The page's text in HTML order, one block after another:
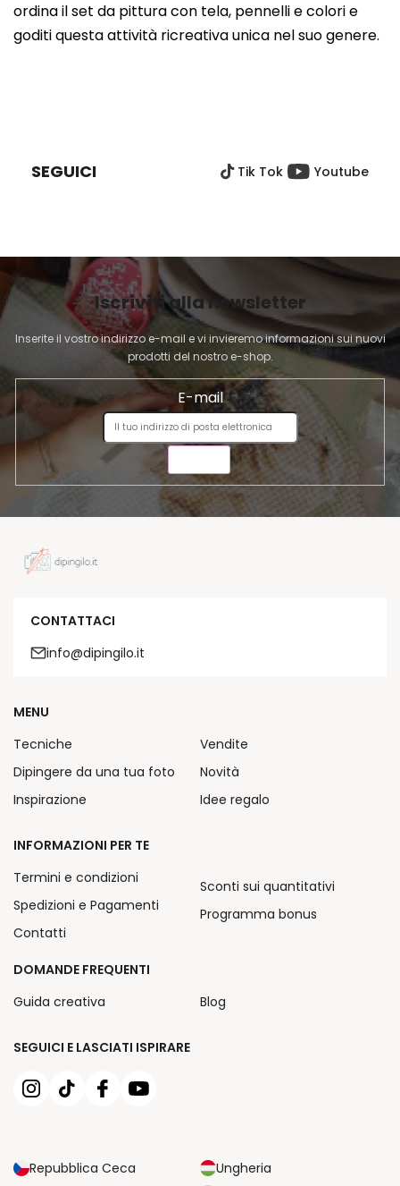
ordina il set da pittura con tela, pennelli e colori e
goditi questa attività ricreativa unica nel suo genere.
G
N
A
SEGUICI Tik Tok Youtube
Iscriviti alla newsletter
Inserite il vostro indirizzo e-mail e vi invieremo informazioni sui nuovi
prodotti del nostro e-shop.
E-mail
CONTATTACI
info@dipingilo.it
SEGUICI E LASCIATI ISPIRARE
Repubblica Ceca
Ungheria
MENU
Tecniche
Dipingere da una tua foto
Inspirazione
Vendite
Novità
Idee regalo
INFORMAZIONI PER TE
Termini e condizioni
Spedizioni e Pagamenti
Contatti
Sconti sui quantitativi
Programma bonus
DOMANDE FREQUENTI
Guida creativa
Blog